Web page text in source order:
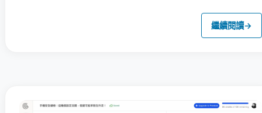
繼續閱讀→